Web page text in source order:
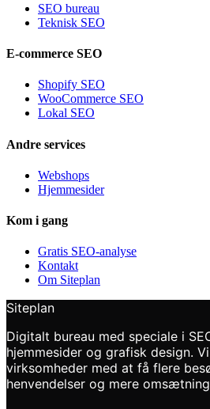
SEO bureau
Teknisk SEO
E-commerce SEO
Shopify SEO
WooCommerce SEO
Lokal SEO
Andre services
Webshops
Hjemmesider
Kom i gang
Gratis SEO-analyse
Kontakt
Om Siteplan
Siteplan
Digitalt bureau med speciale i
hjemmesider og grafisk design.
virksomheder med at få flere
henvendelser og mere